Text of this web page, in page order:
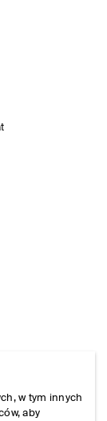
w tym innych
aby